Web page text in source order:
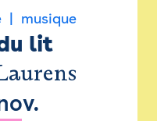
musique
lit